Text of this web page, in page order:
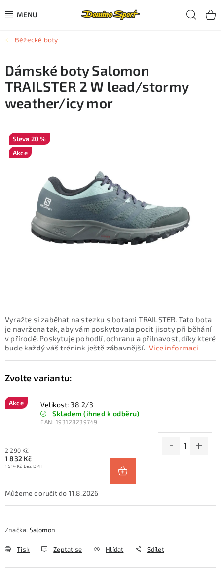
na
CYKLISTIKA
SJEZDOVÉ LYŽOVÁNÍ
SKIALPOVÉ LYŽOVÁNÍ
OBLEČENÍ A OBUV
TIPY NA DÁRKY
KONTAKTY
Běžecké boty
Vyražte si zaběhat na stezku s botami TRAILSTER. Tato bota
je navržena tak, aby vám poskytovala pocit jisoty při běhání
v přírodě. Poskytuje pohodlí, ochranu a přilnavost, díky které
bude každý váš trénink ještě zábavnější. Více informací
Akce
Velikost: 38 2/3
Skladem (ihned k odběru)
EAN: 193128239749
2 290 Kč
1 832 Kč
1 514 Kč bez DPH
11.8.2026
Značka: Salomon
Tisk Zeptat se Hlídat Sdílet
Dámské boty Salomon
TRAILSTER 2 W lead/stormy
weather/icy mor
20 %
Akce